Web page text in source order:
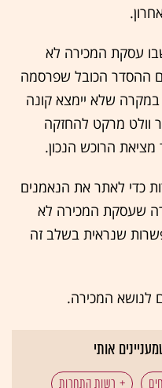
עסקת המכירה לא
ההסדר הכובל שפרסמה
שלא יימצא קונה
וולט מרקט להחזקה
הרוכש הנכון.
כדי לאתר את הנאמנים
שעסקת המכירה לא
שנראית בשלב זה
לנושא המכירה.
אותי
רשות התחרות